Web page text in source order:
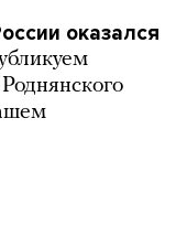
оказался